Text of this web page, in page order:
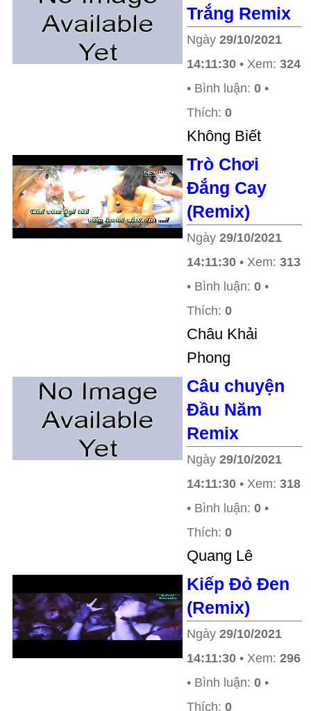
Trắng Remix
Ngày 29/10/2021
14:11:30 • Xem: 324
• Bình luận: 0 •
Thích: 0
Không Biết
Trò Chơi
Đắng Cay
(Remix)
Ngày 29/10/2021
14:11:30 • Xem: 313
• Bình luận: 0 •
Thích: 0
Châu Khải
Phong
Câu chuyện
Đầu Năm
Remix
Ngày 29/10/2021
14:11:30 • Xem: 318
• Bình luận: 0 •
Thích: 0
Quang Lê
Kiếp Đỏ Đen
(Remix)
Ngày 29/10/2021
14:11:30 • Xem: 296
• Bình luận: 0 •
Thích: 0